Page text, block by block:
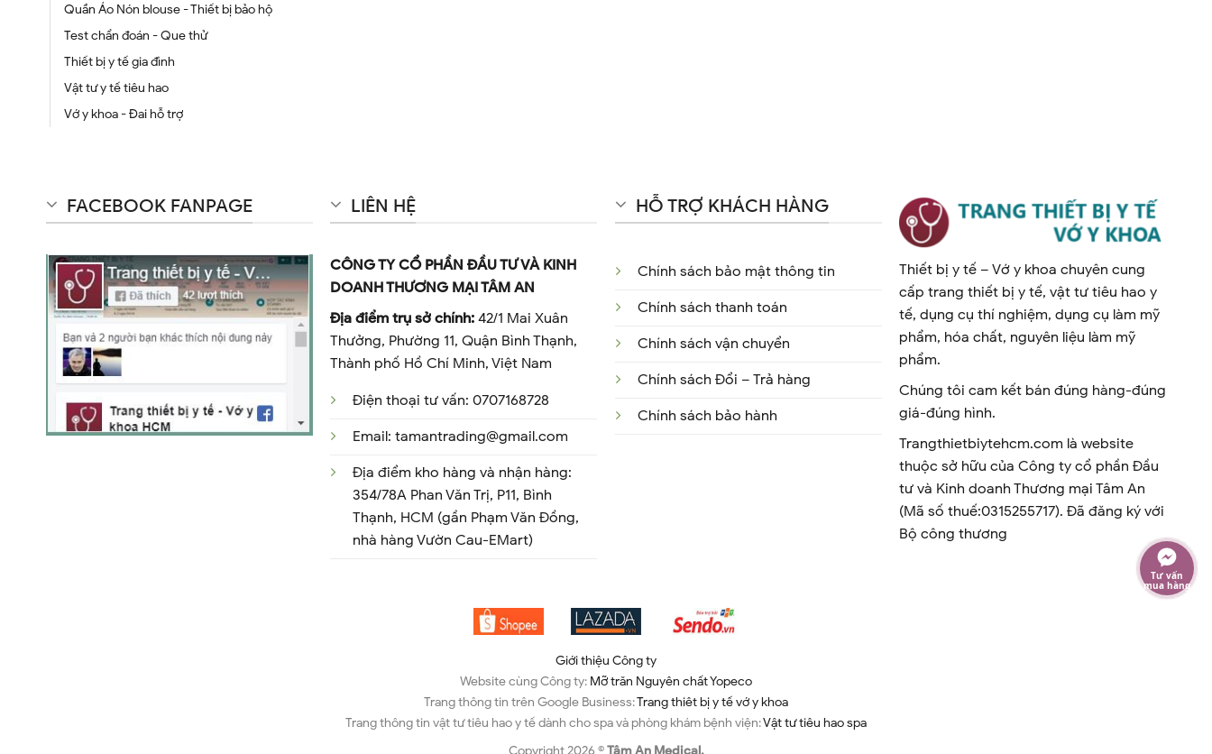
Quần Áo Nón blouse - Thiết bị bảo hộ
Test chẩn đoán - Que thử
Thiết bị y tế gia đình
Vật tư y tế tiêu hao
Vớ y khoa - Đai hỗ trợ
FACEBOOK FANPAGE LIÊN HỆ
CÔNG TY CỔ PHẦN ĐẦU TƯ VÀ KINH
DOANH THƯƠNG MẠI TÂM AN
Địa điểm trụ sở chính: 42/1 Mai Xuân
Thưởng, Phường 11, Quận Bình Thạnh,
Thành phố Hồ Chí Minh, Việt Nam
Điện thoại tư vấn: 0707168728
Email: tamantrading@gmail.com
Địa điểm kho hàng và nhận hàng:
354/78A Phan Văn Trị, P11, Bình
Thạnh, HCM (gần Phạm Văn Đồng,
nhà hàng Vườn Cau-EMart)
HỖ TRỢ KHÁCH HÀNG
Chính sách bảo mật thông tin
Chính sách thanh toán
Chính sách vận chuyển
Chính sách Đổi – Trả hàng
Chính sách bảo hành
Thiết bị y tế – Vớ y khoa chuyên cung
cấp trang thiết bị y tế, vật tư tiêu hao y
tế, dụng cụ thí nghiệm, dụng cụ làm mỹ
phẩm, hóa chất, nguyên liệu làm mỹ
phẩm.
Chúng tôi cam kết bán đúng hàng-đúng
giá-đúng hình.
Trangthietbiytehcm.com là website
thuộc sở hữu của Công ty cổ phần Đầu
tư và Kinh doanh Thương mại Tâm An
(Mã số thuế:0315255717). Đã đăng ký với
Bộ công thương
Giới thiệu Công ty
Website cùng Công ty: Mỡ trăn Nguyên chất Yopeco
Trang thông tin trên Google Business:Trang thiêt bị y tế vớ y khoa
Trang thông tin vật tư tiêu hao y tế dành cho spa và phòng khám bệnh viện:Vật tư tiêu hao spa
Copyright 2026 ©Tâm An Medical.
Tư vấn
mua hàng